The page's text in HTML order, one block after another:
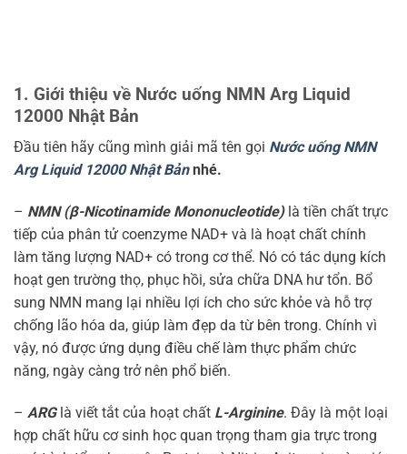
1. Giới thiệu về Nước uống NMN Arg Liquid
12000 Nhật Bản
Đầu tiên hãy cũng mình giải mã tên gọi Nước uống NMN
Arg Liquid 12000 Nhật Bảnnhé.
– NMN (β-Nicotinamide Mononucleotide)là tiền chất trực
tiếp của phân tử coenzyme NAD+ và là hoạt chất chính
làm tăng lượng NAD+ có trong cơ thể. Nó có tác dụng kích
hoạt gen trường thọ, phục hồi, sửa chữa DNA hư tổn. Bổ
sung NMN mang lại nhiều lợi ích cho sức khỏe và hỗ trợ
chống lão hóa da, giúp làm đẹp da từ bên trong. Chính vì
vậy, nó được ứng dụng điều chế làm thực phẩm chức
năng, ngày càng trở nên phổ biến.
– ARGlà viết tắt của hoạt chất L-Arginine. Đây là một loại
hợp chất hữu cơ sinh học quan trọng tham gia trực trong